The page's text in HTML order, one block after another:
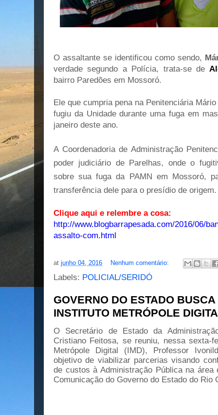
O assaltante se identificou como sendo,
verdade segundo a Polícia, trata-se de
bairro Paredões em Mossoró.
Ele que cumpria pena na Penitenciária
fugiu da Unidade durante uma fuga em
janeiro deste ano.
A Coordenadoria de Administração
poder judiciário de Parelhas, onde o
sobre sua fuga da PAMN em Mossoró,
transferência dele para o presídio de origem.
Clique aqui e relembre a cosa:
http://www.blogbarrapesada.com/2016/06/
assalto-com.html
at junho 04, 2016 Nenhum comentário:
Labels: POLICIAL/SERIDÓ
GOVERNO DO ESTADO
INSTITUTO METRÓPOLE
O Secretário de Estado da
Cristiano Feitosa, se reuniu, nessa sexta-
Metrópole Digital (IMD), Professor
objetivo de viabilizar parcerias visando
de custos à Administração Pública na área
Comunicação do Governo do Estado do Rio